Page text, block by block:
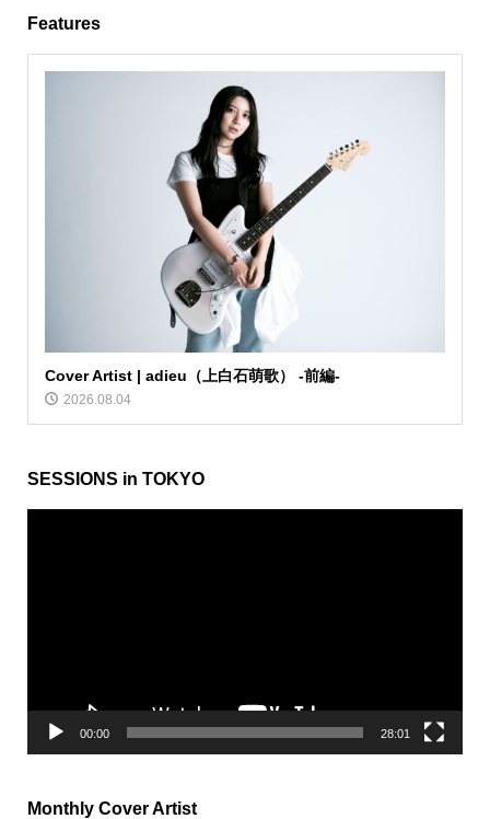
Features
Cover Artist | adieu（上白石萌歌） -前編-
2026.08.04
SESSIONS in TOKYO
00:00 28:01
Monthly Cover Artist